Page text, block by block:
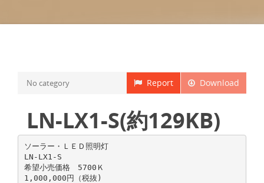
Download
Report
No category
LN-LX1-S(約129KB)
ソーラー・ＬＥＤ照明灯
LN-LX1-S
希望小売価格 5700Ｋ
1,000,000円（税抜)